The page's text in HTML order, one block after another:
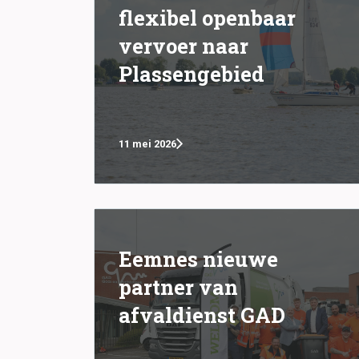
flexibel openbaar
vervoer naar
Plassengebied
11 mei 2026
Eemnes nieuwe
partner van
afvaldienst GAD